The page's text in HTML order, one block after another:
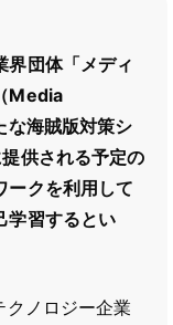
界団体「メディ
Media
海賊版対策シ
供される予定の
ークを利用して
学習するとい
クノロジー企業